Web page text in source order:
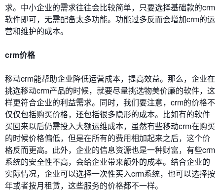
求。中小企业的需求往往会比较简单，只要选择基础款的crm
软件即可，无需配备太多功能。功能过多反而会增加crm的运
营和维护的成本。
crm价格
移动crm能帮助企业降低运营成本，提高效益。那么，企业在
挑选移动crm产品的时候，就要尽量挑选物美价廉的软件，这
样更符合企业的利益需求。同时，我们要注意，crm的价格不
仅仅包括购买价格，还包括很多隐形的成本。比如有的软件
买回来以后仍需投入大额运维成本，虽然有些移动crm在购买
的时候价格偏低，但是在所有的费用相加起来之后，这个价
格反而更高。此外，企业的信息资源也是一种财富，有些crm
系统的安全性不高，会给企业带来额外的成本。结合企业的
实际情况，企业可以选择一次性买入crm系统，也可以选择按
年或者按月租赁，这些服务的价格都不一样。